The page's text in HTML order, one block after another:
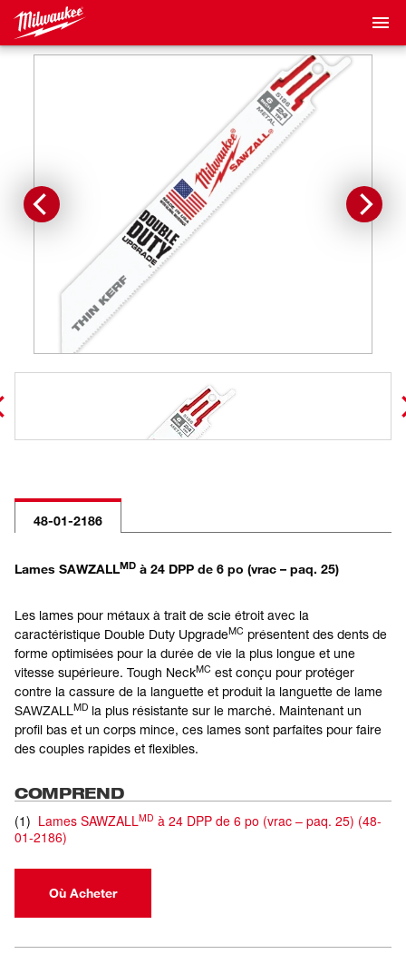
48-01-2186
Lames SAWZALLMD à 24 DPP de 6 po (vrac – paq. 25)
Les lames pour métaux à trait de scie étroit avec la
caractéristique Double Duty UpgradeMC présentent des dents de
forme optimisées pour la durée de vie la plus longue et une
vitesse supérieure. Tough NeckMC est conçu pour protéger
contre la cassure de la languette et produit la languette de lame
SAWZALLMD la plus résistante sur le marché. Maintenant un
profil bas et un corps mince, ces lames sont parfaites pour faire
des couples rapides et flexibles.
COMPREND
(1) Lames SAWZALLMD à 24 DPP de 6 po (vrac – paq. 25) (48-
01-2186)
Où Acheter